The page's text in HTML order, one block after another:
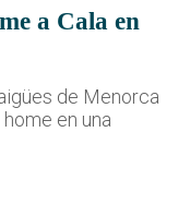
a Cala en
de Menorca
en una